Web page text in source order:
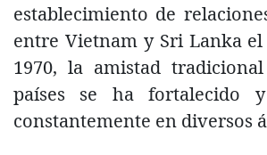
establecimiento de
entre Vietnam y Sri Lanka
1970, la amistad
países se ha fortalecido y
constantemente en diversos